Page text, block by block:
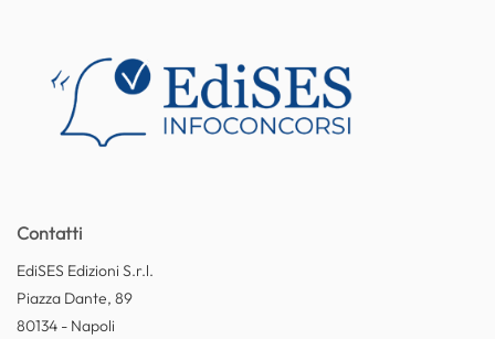
Contatti
EdiSES Edizioni S.r.l.
Piazza Dante, 89
80134 - Napoli